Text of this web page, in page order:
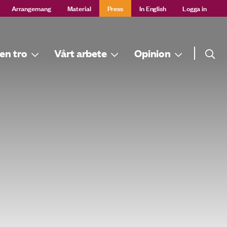
Arrangemang Material Press In English Logga in
tro Vårt arbete Opinion Sök